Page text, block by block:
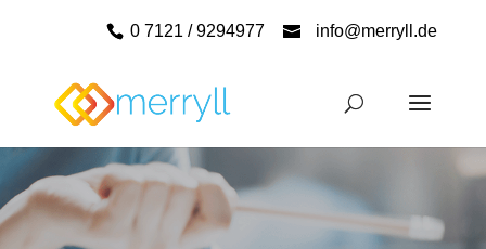
0 7121 / 9294977 info@merryll.de